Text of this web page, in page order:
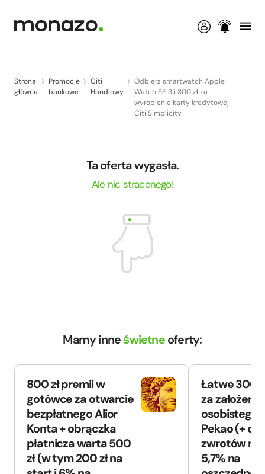
Strona
główna
Promocje
bankowe
Citi
Handlowy
Odbierz smartwatch Apple
Watch SE 3 i 300 zł za
wyrobienie karty kredytowej
Citi Simplicity
Ta oferta wygasła.
Ale nic straconego!
Mamy inneświetneoferty:
800 zł premii w
gotówce za otwarcie
bezpłatnego Alior
Konta + obrączka
płatnicza warta 500
zł (w tym 200 zł na
Łatwe 300
za
osobistego
Pekao (+ do
zwrotów na
5,7% na